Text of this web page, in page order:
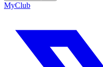
MyClub